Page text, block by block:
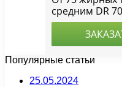
Популярные статьи
25.05.2024